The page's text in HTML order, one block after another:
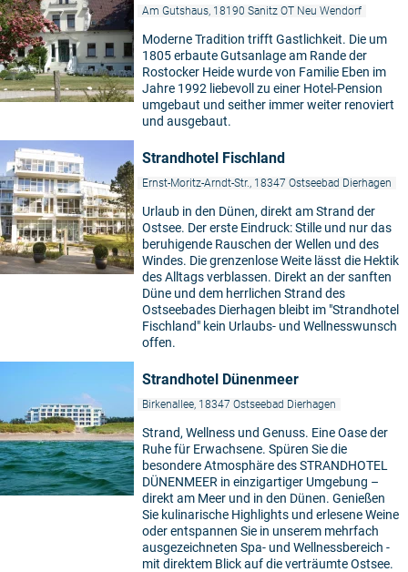
Am Gutshaus, 18190 Sanitz OT Neu Wendorf
Moderne Tradition trifft Gastlichkeit. Die um
1805 erbaute Gutsanlage am Rande der
Rostocker Heide wurde von Familie Eben im
Jahre 1992 liebevoll zu einer Hotel-Pension
umgebaut und seither immer weiter renoviert
und ausgebaut.
Strandhotel Fischland
Ernst-Moritz-Arndt-Str., 18347 Ostseebad Dierhagen
Urlaub in den Dünen, direkt am Strand der
Ostsee. Der erste Eindruck: Stille und nur das
beruhigende Rauschen der Wellen und des
Windes. Die grenzenlose Weite lässt die Hektik
des Alltags verblassen. Direkt an der sanften
Düne und dem herrlichen Strand des
Ostseebades Dierhagen bleibt im "Strandhotel
Fischland" kein Urlaubs- und Wellnesswunsch
offen.
Strandhotel Dünenmeer
Birkenallee, 18347 Ostseebad Dierhagen
Strand, Wellness und Genuss. Eine Oase der
Ruhe für Erwachsene. Spüren Sie die
besondere Atmosphäre des STRANDHOTEL
DÜNENMEER in einzigartiger Umgebung –
direkt am Meer und in den Dünen. Genießen
Sie kulinarische Highlights und erlesene Weine
oder entspannen Sie in unserem mehrfach
ausgezeichneten Spa- und Wellnessbereich -
mit direktem Blick auf die verträumte Ostsee.